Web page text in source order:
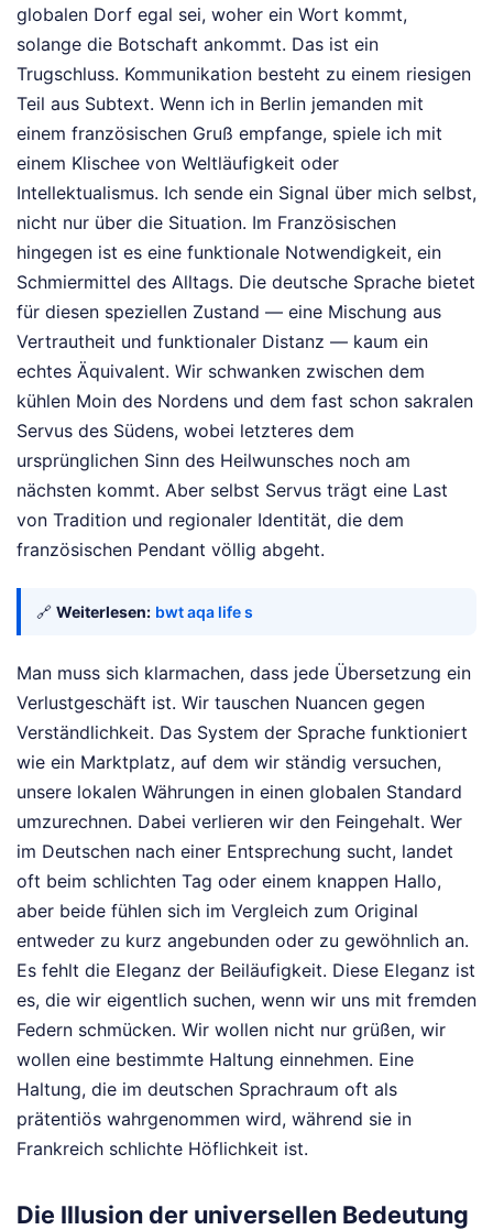
globalen Dorf egal sei, woher ein Wort kommt,
solange die Botschaft ankommt. Das ist ein
Trugschluss. Kommunikation besteht zu einem riesigen
Teil aus Subtext. Wenn ich in Berlin jemanden mit
einem französischen Gruß empfange, spiele ich mit
einem Klischee von Weltläufigkeit oder
Intellektualismus. Ich sende ein Signal über mich selbst,
nicht nur über die Situation. Im Französischen
hingegen ist es eine funktionale Notwendigkeit, ein
Schmiermittel des Alltags. Die deutsche Sprache bietet
für diesen speziellen Zustand — eine Mischung aus
Vertrautheit und funktionaler Distanz — kaum ein
echtes Äquivalent. Wir schwanken zwischen dem
kühlen Moin des Nordens und dem fast schon sakralen
Servus des Südens, wobei letzteres dem
ursprünglichen Sinn des Heilwunsches noch am
nächsten kommt. Aber selbst Servus trägt eine Last
von Tradition und regionaler Identität, die dem
französischen Pendant völlig abgeht.
🔗 Weiterlesen: bwt aqa life s
Man muss sich klarmachen, dass jede Übersetzung ein
Verlustgeschäft ist. Wir tauschen Nuancen gegen
Verständlichkeit. Das System der Sprache funktioniert
wie ein Marktplatz, auf dem wir ständig versuchen,
unsere lokalen Währungen in einen globalen Standard
umzurechnen. Dabei verlieren wir den Feingehalt. Wer
im Deutschen nach einer Entsprechung sucht, landet
oft beim schlichten Tag oder einem knappen Hallo,
aber beide fühlen sich im Vergleich zum Original
entweder zu kurz angebunden oder zu gewöhnlich an.
Es fehlt die Eleganz der Beiläufigkeit. Diese Eleganz ist
es, die wir eigentlich suchen, wenn wir uns mit fremden
Federn schmücken. Wir wollen nicht nur grüßen, wir
wollen eine bestimmte Haltung einnehmen. Eine
Haltung, die im deutschen Sprachraum oft als
prätentiös wahrgenommen wird, während sie in
Frankreich schlichte Höflichkeit ist.
Die Illusion der universellen Bedeutung